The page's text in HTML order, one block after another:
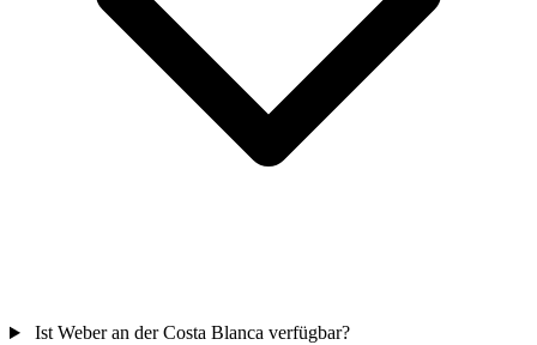
Ist Weber an der Costa Blanca verfügbar?